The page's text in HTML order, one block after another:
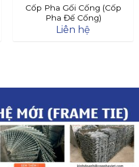
Cốp Pha Gối Cống (Cốp
Pha Đế Cống)
Liên hệ